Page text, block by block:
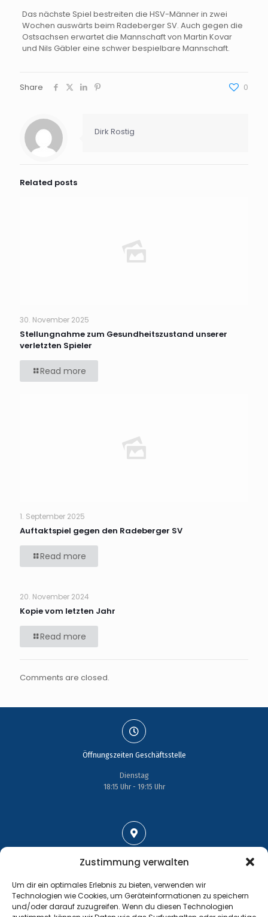
Zustimmung verwalten
Um dir ein optimales Erlebnis zu bieten, verwenden wir
Technologien wie Cookies, um Geräteinformationen zu speichern
und/oder darauf zuzugreifen. Wenn du diesen Technologien
Das nächste Spiel bestreiten die HSV-Männer in zwei
Wochen auswärts beim Radeberger SV. Auch gegen die
Ostsachsen erwartet die Mannschaft von Martin Kovar
und Nils Gäbler eine schwer bespielbare Mannschaft.
Share 0
Dirk Rostig
Related posts
30. November 2025
Stellungnahme zum Gesundheitszustand unserer
verletzten Spieler
Read more
1. September 2025
Auftaktspiel gegen den Radeberger SV
Read more
20. November 2024
Kopie vom letzten Jahr
Read more
Comments are closed.
Öffnungszeiten Geschäftsstelle
Dienstag
18:15 Uhr - 19:15 Uhr
Großenhainer Straße 17
01689 Wein­böhla